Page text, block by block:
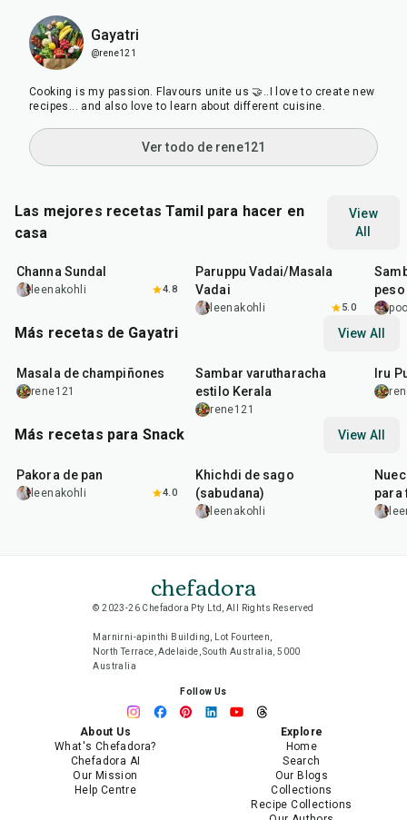
Gayatri
@rene121
Cooking is my passion. Flavours unite us 🤝..I love to create new
recipes... and also love to learn about different cuisine.
Ver todo de rene121
Las mejores recetas Tamil para hacer en
casa
View
All
25min
Channa Sundal
leenakohli 4.8
Paruppu Vadai/Masala
Vadai
leenakohli 5.0
peso
Más recetas de Gayatri View All
Masala de champiñones
rene121
Sambar varutharacha
estilo Kerala
rene121
Iru
Más recetas para Snack View All
Pakora de pan
leenakohli 4.0
Khichdi de sago
(sabudana)
leenakohli
para
chefadora
© 2023-26 Chefadora Pty Ltd, All Rights Reserved
Marnirni-apinthi Building, Lot Fourteen,
North Terrace, Adelaide, South Australia, 5000
Australia
Follow Us
About Us
What's Chefadora?
Chefadora AI
Our Mission
Help Centre
Explore
Home
Search
Our Blogs
Collections
Recipe Collections